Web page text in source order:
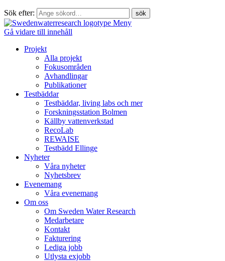
Sök efter:
Meny
Gå vidare till innehåll
Projekt
Alla projekt
Fokusområden
Avhandlingar
Publikationer
Testbäddar
Testbäddar, living labs och mer
Forskningsstation Bolmen
Källby vattenverkstad
RecoLab
REWAISE
Testbädd Ellinge
Nyheter
Våra nyheter
Nyhetsbrev
Evenemang
Våra evenemang
Om oss
Om Sweden Water Research
Medarbetare
Kontakt
Fakturering
Lediga jobb
Utlysta exjobb